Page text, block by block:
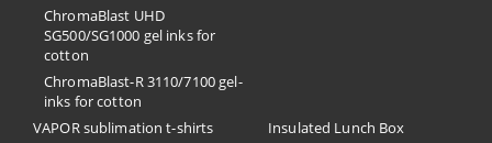
ChromaBlast UHD
SG500/SG1000 gel inks for
cotton
ChromaBlast-R 3110/7100 gel-
inks for cotton
VAPOR sublimation t-shirts
Insulated Lunch Box